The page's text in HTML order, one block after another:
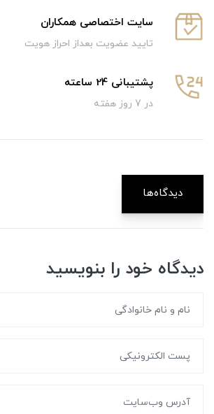
سایت اختصاصی همکاران
تایید عضویت بعداز احراز هویت
پشتیبانی 24 ساعته
در 7 روز هفته
دیدگاه‌ها
دیدگاه خود را بنویسید